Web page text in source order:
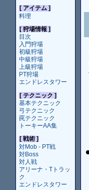
[ アイテム ]
料理
[ 狩場情報 ]
目次
入門狩場
初級狩場
中級狩場
上級狩場
PT狩場
エンドレスタワー
[ テクニック ]
基本テクニック
弓テクニック
罠テクニック
トーキーAA集
[ 戦術 ]
対Mob - PT戦
対Boss
対人戦
アリーナ・Tトラッ
ク
エンドレスタワー